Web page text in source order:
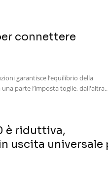
connettere
garantisce l’equilibrio della
parte l’imposta toglie,
è riduttiva,
uscita universale